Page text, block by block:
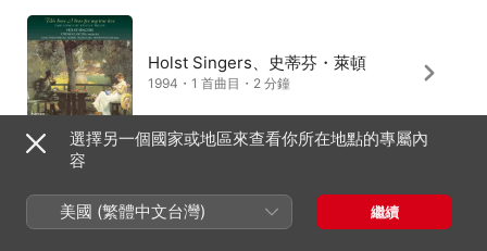
Holst Singers、史蒂芬・萊頓
1994・1 首曲目・2 分鐘
Grace Rossiter、Finchley
Children's Music Group
選擇另一個國家或地區來查看你所在地點的專屬內
容
美國 (繁體中文台灣) 繼續